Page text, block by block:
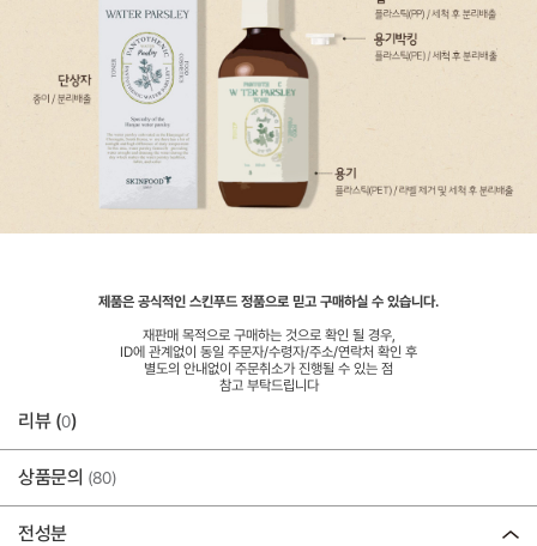
제품은 공식적인 스킨푸드 정품으로 믿고 구매하실 수 있습니다.
재판매 목적으로 구매하는 것으로 확인 될 경우,
ID에 관계없이 동일 주문자/수령자/주소/연락처 확인 후
별도의 안내없이 주문취소가 진행될 수 있는 점
참고 부탁드립니다
리뷰 (0)
상품문의 (80)
전성분